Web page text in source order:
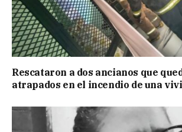
Rescataron a dos ancianos que
atrapados en el incendio de una